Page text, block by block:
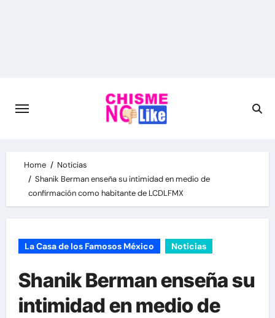
Home
Noticias
Shanik Berman enseña su intimidad en medio de
confirmación como habitante de LCDLFMX
La Casa de los Famosos México Noticias
Shanik Berman enseña su
intimidad en medio de